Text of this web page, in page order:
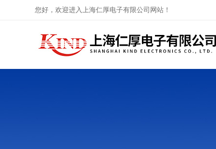
您好，欢迎进入上海仁厚电子有限公司网站！